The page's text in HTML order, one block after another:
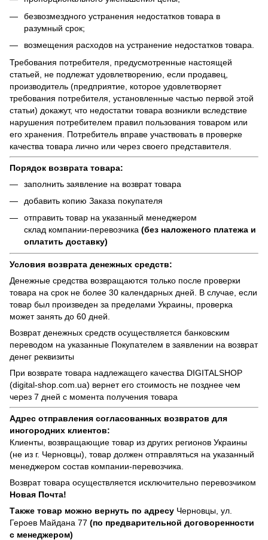
безвозмездного устранения недостатков товара в
разумный срок;
возмещения расходов на устранение недостатков товара.
Требования потребителя, предусмотренные настоящей
статьей, не подлежат удовлетворению, если продавец,
производитель (предприятие, которое удовлетворяет
требования потребителя, установленные частью первой этой
статьи) докажут, что недостатки товара возникли вследствие
нарушения потребителем правил пользования товаром или
его хранения. Потребитель вправе участвовать в проверке
качества товара лично или через своего представителя.
Порядок возврата товара:
заполнить заявление на возврат товара
добавить копию Заказа покупателя
отправить товар на указанный менеджером
склад компании-перевозчика (без наложеного платежа и
оплатить доставку)
Условия возврата денежных средств:
Денежные средства возвращаются только после проверки
товара на срок не более 30 календарных дней. В случае, если
товар был произведен за пределами Украины, проверка
может занять до 60 дней.
Возврат денежных средств осуществляется банковским
переводом на указанные Покупателем в заявлении на возврат
денег реквизиты
При возврате товара надлежащего качества DIGITALSHOP
(digital-shop.com.ua) вернет его стоимость не позднее чем
через 7 дней с момента получения товара
Адрес отправления согласованных возвратов для
иногородних клиентов:
Клиенты, возвращающие товар из других регионов Украины
(не из г. Черновцы), товар должен отправляться на указанный
менеджером состав компании-перевозчика.
Возврат товара осуществляется исключительно перевозчиком
Новая Почта!
Также товар можно вернуть по адресу Черновцы, ул.
Героев Майдана 77 (по предварительной договоренности
с менеджером)